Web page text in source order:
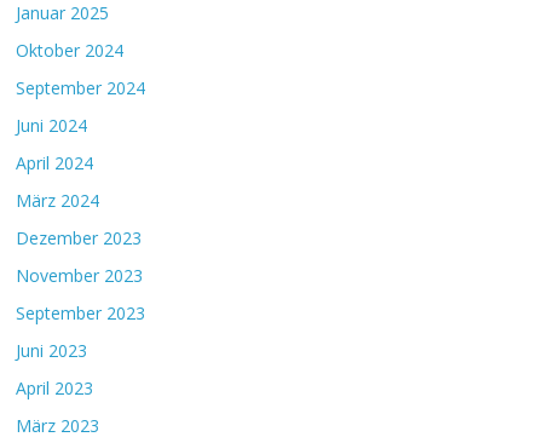
Januar 2025
Oktober 2024
September 2024
Juni 2024
April 2024
März 2024
Dezember 2023
November 2023
September 2023
Juni 2023
April 2023
März 2023